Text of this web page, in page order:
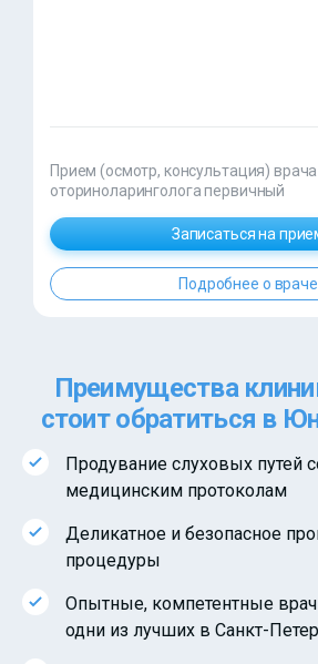
Прием (осмотр, консультация) врача
оториноларинголога первичный
Записаться на
Подробнее о враче
Преимущества
стоит обратиться в
Продувание слуховых путей
медицинским протоколам
Деликатное и безопасное
процедуры
Опытные, компетентные
одни из лучших в Санкт-